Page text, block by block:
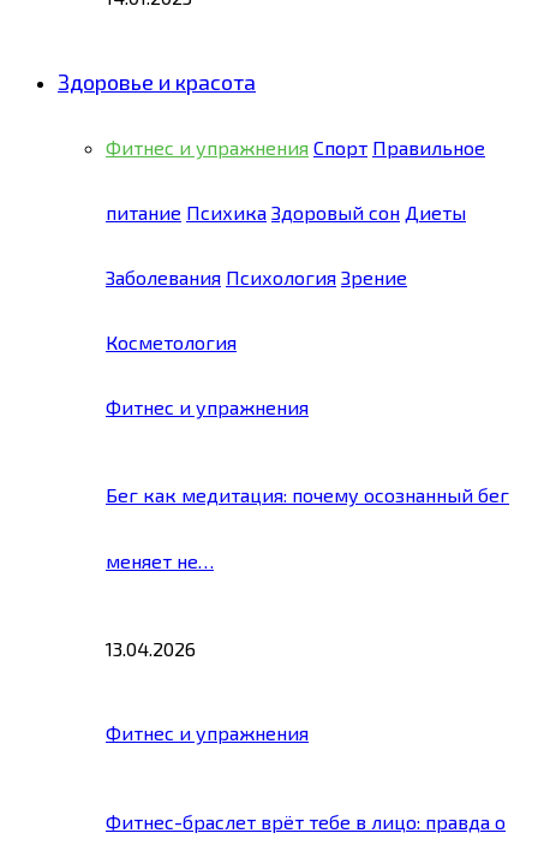
Здоровье и красота
Фитнес и упражнения Спорт Правильное
питание Психика Здоровый сон Диеты
Заболевания Психология Зрение
Косметология
Фитнес и упражнения
Бег как медитация: почему осознанный бег
меняет не…
13.04.2026
Фитнес и упражнения
Фитнес-браслет врёт тебе в лицо: правда о